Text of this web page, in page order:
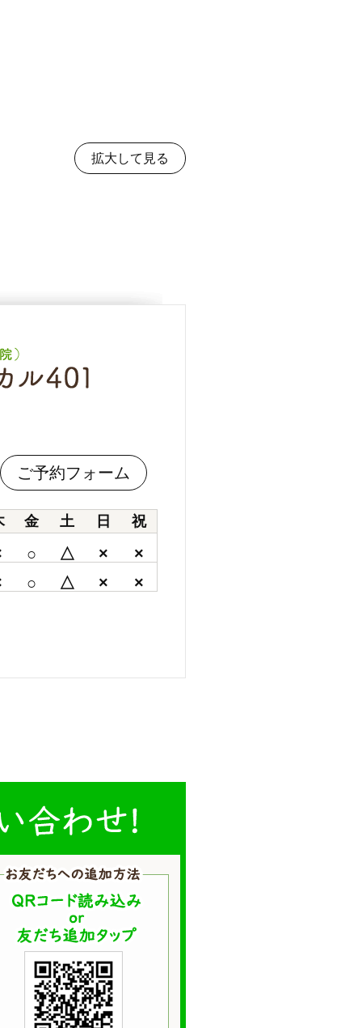
拡大して見る
ご予約フォーム
金 土 日 祝
○ △ ×
×
○ △ × ×